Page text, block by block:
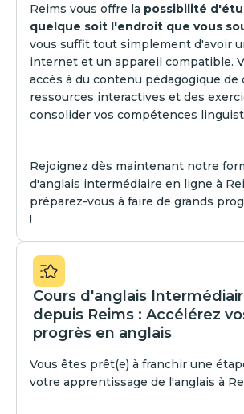
Reims vous offre la possibilité
quelque soit l'endroit que vous
vous suffit tout simplement d'avoir
internet et un appareil compatible.
accès à du contenu pédagogique de
ressources interactives et des
consolider vos compétences
Rejoignez dès maintenant notre
d'anglais intermédiaire en ligne à
préparez-vous à faire de grands
!
Cours d'anglais
depuis Reims : Accélérez
progrès en anglais
Vous êtes prêt(e) à franchir une
votre apprentissage de l'anglais à